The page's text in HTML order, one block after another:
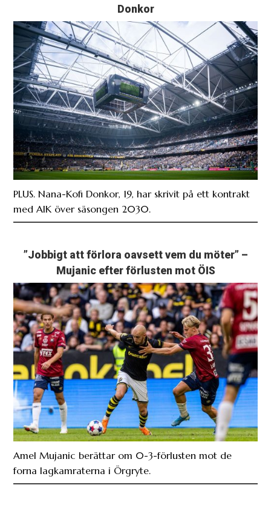
Donkor
PLUS. Nana-Kofi Donkor, 19, har skrivit på ett kontrakt
med AIK över säsongen 2030.
”Jobbigt att förlora oavsett vem du möter” –
Mujanic efter förlusten mot ÖIS
Amel Mujanic berättar om 0-3-förlusten mot de
forna lagkamraterna i Örgryte.